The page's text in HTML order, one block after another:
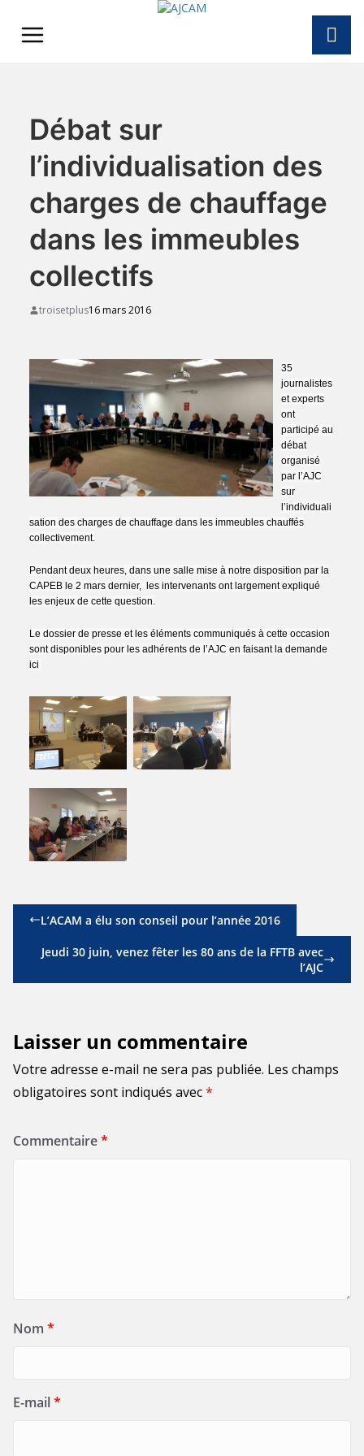
content
Débat sur
l’individualisation des
charges de chauffage
dans les immeubles
collectifs
troisetplus16 mars 2016
35
journalistes
et experts
ont
participé au
débat
organisé
par l’AJC
sur
l’individuali
sation des charges de chauffage dans les immeubles chauffés
collectivement.
Pendant deux heures, dans une salle mise à notre disposition par la
CAPEB le 2 mars dernier, les intervenants ont largement expliqué
les enjeux de cette question.
Le dossier de presse et les éléments communiqués à cette occasion
sont disponibles pour les adhérents de l’AJC en faisant la demande
ici
L’ACAM a élu son conseil pour l’année 2016
Jeudi 30 juin, venez fêter les 80 ans de la FFTB avec
l’AJC
Laisser un commentaire
Votre adresse e-mail ne sera pas publiée. Les champs
obligatoires sont indiqués avec*
Commentaire*
Nom *
E-mail*